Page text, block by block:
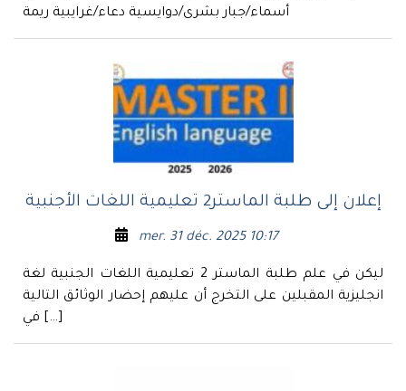
أسماء/جبار بشرى/دوايسية دعاء/غرايبية ريمة
إعلان إلى طلبة الماستر2 تعليمية اللغات الأجنبية
mer. 31 déc. 2025 10:17
ليكن في علم طلبة الماستر 2 تعليمية اللغات الجنبية لغة
انجليزية المقبلين على التخرج أن عليهم إحضار الوثائق التالية
في […]